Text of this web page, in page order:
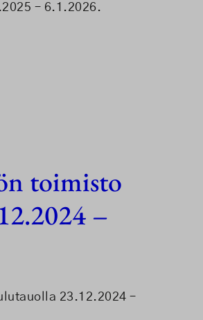
– 6.1.2026.
toimisto
–
23.12.2024 –